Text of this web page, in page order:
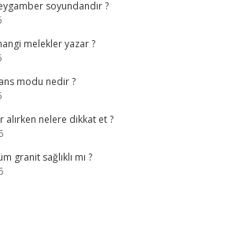
soyundandır ?
melekler yazar ?
modu nedir ?
alırken nelere dikkat et ?
granit sağlıklı mı ?